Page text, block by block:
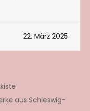
22. März 2025
aus Schleswig-